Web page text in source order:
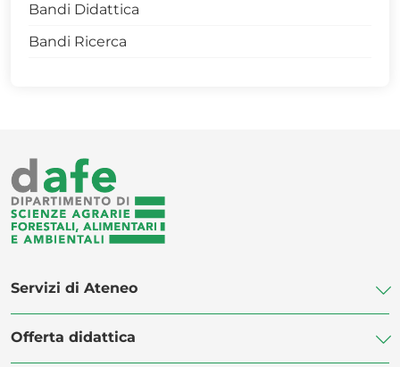
Bandi Didattica
Bandi Ricerca
Servizi di Ateneo
Biblioteca di Ateneo
Offerta didattica